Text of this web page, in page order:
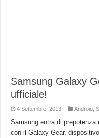
Samsung Galaxy
ufficiale!
4 Settembre, 2013 Android ,
Samsung entra di
con il Galaxy Gear,